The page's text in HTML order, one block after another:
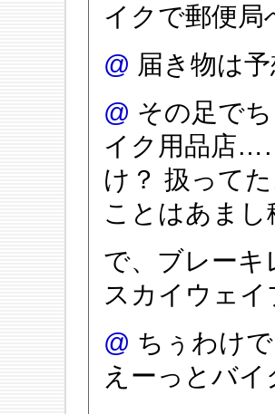
イクで郵便局
@ 届き物は
@ その足で
イク用品店
け？ 扱って
ことはあま
で、ブレー
スカイウェ
@ ちぅわけ
えーっとバ